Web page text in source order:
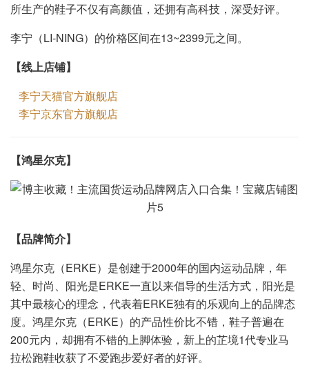
所生产的鞋子不仅有高颜值，还拥有高科技，深受好评。
李宁（LI-NING）的价格区间在13~2399元之间。
【线上店铺】
李宁天猫官方旗舰店
李宁京东官方旗舰店
【鸿星尔克】
【品牌简介】
鸿星尔克（ERKE）是创建于2000年的国内运动品牌，年
轻、时尚、阳光是ERKE一直以来倡导的生活方式，阳光是
其中最核心的理念，代表着ERKE独有的乐观向上的品牌态
度。鸿星尔克（ERKE）的产品性价比不错，鞋子普遍在
200元内，却拥有不错的上脚体验，新上的芷境1代专业马
拉松跑鞋收获了不爱跑步爱好者的好评。